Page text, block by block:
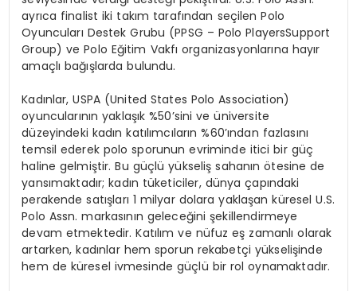
ayrıca finalist iki takım tarafından seçilen Polo
Oyuncuları Destek Grubu (PPSG – Polo PlayersSupport
Group) ve Polo Eğitim Vakfı organizasyonlarına hayır
amaçlı bağışlarda bulundu.
Kadınlar, USPA (United States Polo Association)
oyuncularının yaklaşık %50’sini ve üniversite
düzeyindeki kadın katılımcıların %60’ından fazlasını
temsil ederek polo sporunun evriminde itici bir güç
haline gelmiştir. Bu güçlü yükseliş sahanın ötesine de
yansımaktadır; kadın tüketiciler, dünya çapındaki
perakende satışları 1 milyar dolara yaklaşan küresel U.S.
Polo Assn. markasının geleceğini şekillendirmeye
devam etmektedir. Katılım ve nüfuz eş zamanlı olarak
artarken, kadınlar hem sporun rekabetçi yükselişinde
hem de küresel ivmesinde güçlü bir rol oynamaktadır.